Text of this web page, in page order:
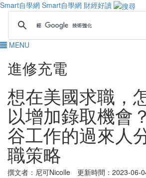
Smart自學網 Smart自學網 財經好讀
MENU
進修充電
想在美國求職，
以增加錄取機會
谷工作的過來人
職策略
撰文者：尼可Nicolle 更新時間：2023-06-